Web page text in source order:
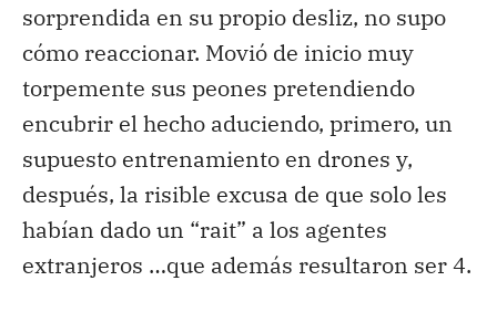
sorprendida en su propio desliz, no supo
cómo reaccionar. Movió de inicio muy
torpemente sus peones pretendiendo
encubrir el hecho aduciendo, primero, un
supuesto entrenamiento en drones y,
después, la risible excusa de que solo les
habían dado un “rait” a los agentes
extranjeros …que además resultaron ser 4.